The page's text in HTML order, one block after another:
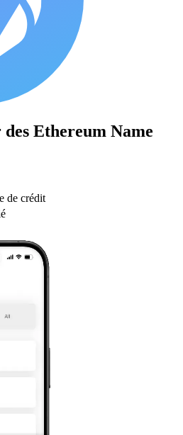
Ethereum Name
de crédit